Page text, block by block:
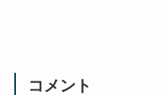
コメント